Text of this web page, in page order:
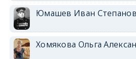
Юмашев Иван
Хомякова Ольга